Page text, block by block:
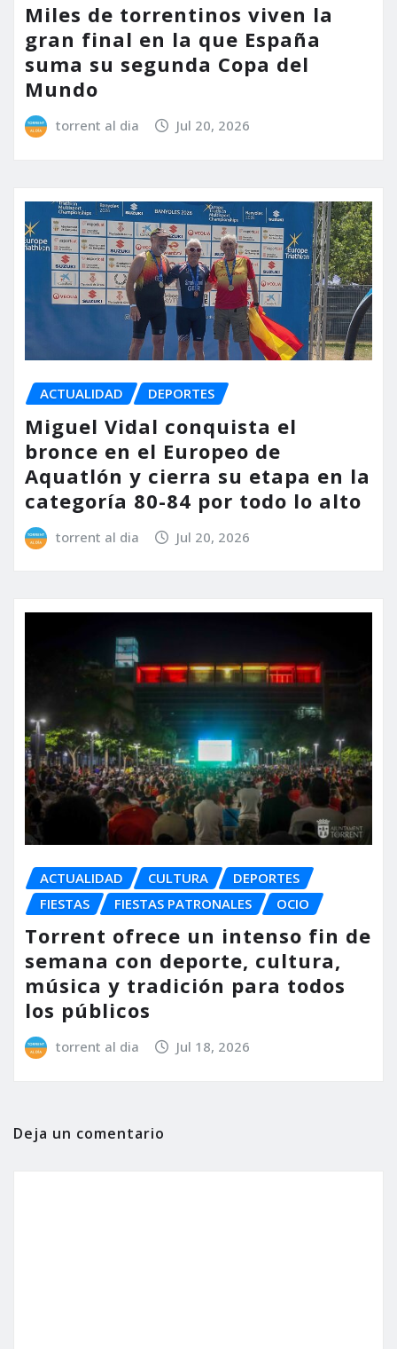
Miles de torrentinos viven la
gran final en la que España
suma su segunda Copa del
Mundo
torrent al dia Jul 20, 2026
ACTUALIDAD DEPORTES
Miguel Vidal conquista el
bronce en el Europeo de
Aquatlón y cierra su etapa en la
categoría 80-84 por todo lo alto
torrent al dia Jul 20, 2026
ACTUALIDAD CULTURA
DEPORTES
FIESTAS
FIESTAS PATRONALES OCIO
Torrent ofrece un intenso fin de
semana con deporte, cultura,
música y tradición para todos
los públicos
torrent al dia Jul 18, 2026
Deja un comentario